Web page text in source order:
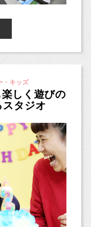
男の子の場合お花の部
います。
ない方がしっくりくる
ことでオススメしてい
よね（＞＜；）
にせずお子さまの
しませんか？！
います！
！とご連絡くださいね
（＾＾）
リーでも撮影しまし
スタジオミルク」の小池
ジオ、駐車場完備。
寺や三鷹、武蔵野市、
区、港区、江東区、渋
、茨城県、愛知、広島
ただいております！）
キッズ
楽しく遊びの
スタジオ